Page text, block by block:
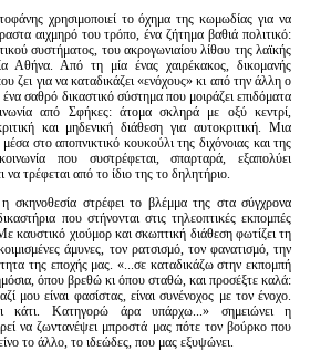
χρησιμοποιεί το όχημα της κωμωδίας για να
αιχμηρό του τρόπο, ένα ζήτημα βαθιά πολιτικό:
συστήματος, του ακρογωνιαίου λίθου της λαϊκής
Αθήνα. Από τη μία ένας χαιρέκακος, δικομανής
ζει για να καταδικάζει «ενόχους» κι από την άλλη ο
σαθρό δικαστικό σύστημα που μοιράζει επιδόματα
από Σφήκες: άτομα σκληρά με οξύ κεντρί,
και μηδενική διάθεση για αυτοκριτική. Μια
στο αποπνικτικό κουκούλι της διχόνοιας και της
που συστρέφεται, σπαρταρά, εξαπολύει
τρέφεται από το ίδιο της το δηλητήριο.
σκηνοθεσία στρέφει το βλέμμα της στα σύγχρονα
που στήνονται στις τηλεοπτικές εκπομπές
καυστικό χιούμορ και σκωπτική διάθεση φωτίζει τη
άμυνες, τον ρατσισμό, τον φανατισμό, την
της εποχής μας. «...σε καταδικάζω στην εκπομπή
όπου βρεθώ κι όπου σταθώ, και προσέξτε καλά:
μου είναι φασίστας, είναι συνένοχος με τον ένοχο.
κάτι. Κατηγορώ άρα υπάρχω...» σημειώνει η
να ζωντανέψει μπροστά μας πότε τον βούρκο που
το άλλο, το ιδεώδες, που μας εξυψώνει.